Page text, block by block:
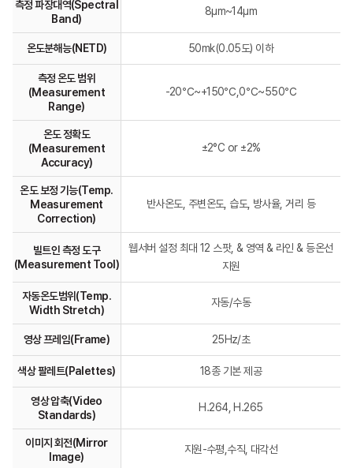
측정 파장대역(Spectral
Band)
8μm~14μm
온도분해능(NETD) 50mk(0.05도) 이하
측정 온도 범위
(Measurement
Range)
-20℃~+150℃,0℃~550℃
온도 정확도
(Measurement
Accuracy)
±2°C or ±2%
온도 보정 기능(Temp.
Measurement
Correction)
반사온도, 주변온도, 습도, 방사율, 거리 등
빌트인 측정 도구
(Measurement Tool)
웹서버 설정 최대 12 스팟, & 영역 & 라인 & 등온선
지원
자동온도범위(Temp.
Width Stretch)
자동/수동
영상 프레임(Frame) 25Hz/초
색상 팔레트(Palettes) 18종 기본 제공
영상 압축(Video
Standards)
H.264, H.265
이미지 회전(Mirror
Image)
지원-수평,수직, 대각선